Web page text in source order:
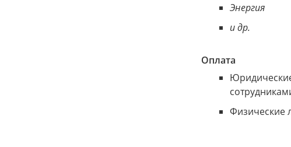
Энергия
и др.
Оплата
Физические